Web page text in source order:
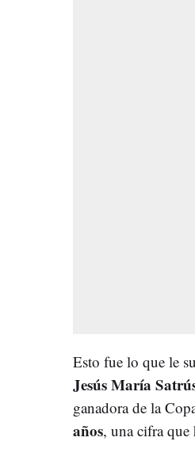
Esto fue lo que le
Jesús María
ganadora de la
años, una cifra que